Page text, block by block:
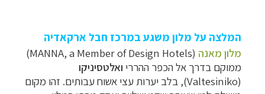
המלצה על מלון משגע במרכז חבל ארקאדיה
מלון מאנה
(MANNA, a Member of Design Hotels)
ממוקם בדרך אל הכפר ההררי ואלטסיניקו
(Valtesiniko), בלב יערות עצי אשוח עבותים. זהו מקום